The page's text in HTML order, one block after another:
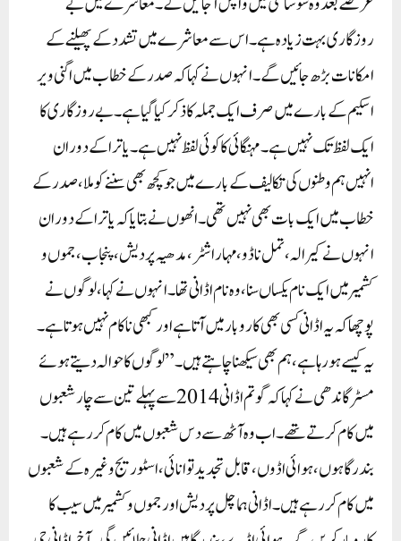
روزگاری بہت زیادہ ہے ۔ اس سے معاشرے میں تشدد کے پھیلنے کے
امکانات بڑھ جائیں گے ۔انہوں نے کہا کہ صدر کے خطاب میں اگنی ویر
اسکیم کے بارے میں صرف ایک جملہ کا ذکر کیا گیا ہے ۔ بے روزگاری کا
ایک لفظ تک نہیں ہے ۔ مہنگائی کا کوئی لفظ نہیں ہے ۔ یاترا کے دوران
انہیں ہم وطنوں کی تکالیف کے بارے میں جو کچھ بھی سننے کو ملا، صدر کے
خطاب میں ایک بات بھی نہیں تھی۔ انھوں نے بتایا کہ یاترا کے دوران
انہوں نے کیرالہ، تمل ناڈو، مہاراشٹر، مدھیہ پردیش، پنجاب، جموں و
کشمیر میں ایک نام یکساں سنا، وہ نام اڈانی تھا۔ انہوں نے کہا، لوگوں نے
پوچھا کہ یہ اڈانی کسی بھی کاروبار میں آتا ہے اور کبھی ناکام نہیں ہوتا ہے ۔
یہ کیسے ہو رہا ہے ، ہم بھی سیکھنا چاہتے ہیں۔”لوگوں کا حوالہ دیتے ہوئے
مسٹر گاندھی نے کہا کہ گوتم اڈانی 2014 سے پہلے تین سے چار شعبوں
میں کام کرتے تھے ۔ اب وہ آٹھ سے دس شعبوں میں کام کر رہے ہیں۔
بندرگاہوں، ہوائی اڈوں، قابل تجدید توانائی، اسٹوریج وغیرہ کے شعبوں
میں کام کررہے ہیں۔ اڈانی ہماچل پردیش اور جموں و کشمیر میں سیب کا